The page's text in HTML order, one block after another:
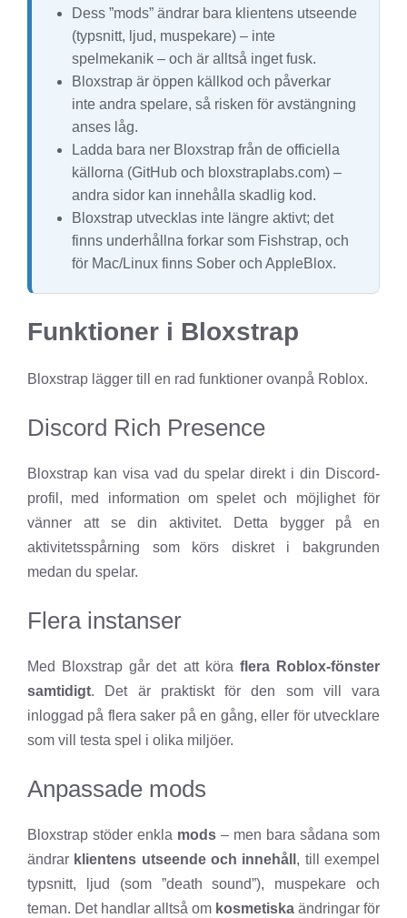
Dess ”mods” ändrar bara klientens utseende
(typsnitt, ljud, muspekare) – inte
spelmekanik – och är alltså inget fusk.
Bloxstrap är öppen källkod och påverkar
inte andra spelare, så risken för avstängning
anses låg.
Ladda bara ner Bloxstrap från de officiella
källorna (GitHub och bloxstraplabs.com) –
andra sidor kan innehålla skadlig kod.
Bloxstrap utvecklas inte längre aktivt; det
finns underhållna forkar som Fishstrap, och
för Mac/Linux finns Sober och AppleBlox.
Funktioner i Bloxstrap
Bloxstrap lägger till en rad funktioner ovanpå Roblox.
Discord Rich Presence
Bloxstrap kan visa vad du spelar direkt i din Discord-
profil, med information om spelet och möjlighet för
vänner att se din aktivitet. Detta bygger på en
aktivitetsspårning som körs diskret i bakgrunden
medan du spelar.
Flera instanser
Med Bloxstrap går det att köra flera Roblox-fönster
samtidigt. Det är praktiskt för den som vill vara
inloggad på flera saker på en gång, eller för utvecklare
som vill testa spel i olika miljöer.
Anpassade mods
Bloxstrap stöder enkla mods – men bara sådana som
ändrar klientens utseende och innehåll , till exempel
typsnitt, ljud (som ”death sound”), muspekare och
teman. Det handlar alltså om kosmetiska ändringar för